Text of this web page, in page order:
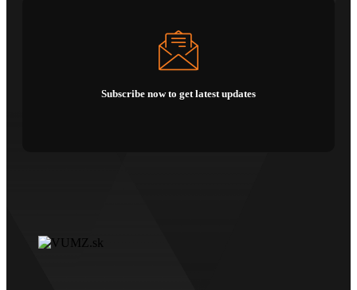
Subscribe now to get latest updates